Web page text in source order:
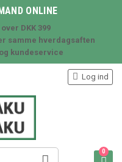
ONLINE
DKK 399
samme hverdagsaften
kundeservice
 Log ind
0